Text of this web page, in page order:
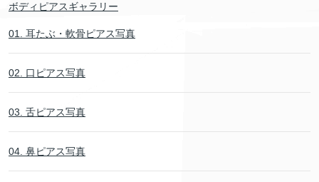
ボディピアスギャラリー
01. 耳たぶ・軟骨ピアス写真
02. 口ピアス写真
03. 舌ピアス写真
04. 鼻ピアス写真